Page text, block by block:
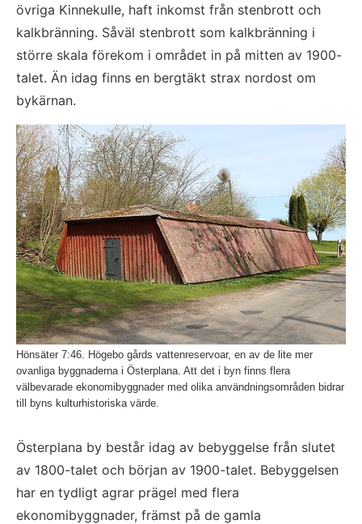
övriga Kinnekulle, haft inkomst från stenbrott och
kalkbränning. Såväl stenbrott som kalkbränning i
större skala förekom i området in på mitten av 1900-
talet. Än idag finns en bergtäkt strax nordost om
bykärnan.
Hönsäter 7:46. Högebo gårds vattenreservoar, en av de lite mer
ovanliga byggnaderna i Österplana. Att det i byn finns flera
välbevarade ekonomibyggnader med olika användningsområden bidrar
till byns kulturhistoriska värde.
Österplana by består idag av bebyggelse från slutet
av 1800-talet och början av 1900-talet. Bebyggelsen
har en tydligt agrar prägel med flera
ekonomibyggnader, främst på de gamla